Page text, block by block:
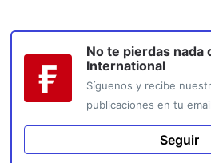
No te pierdas nada
International
Síguenos y recibe
publicaciones en tu
Seguir